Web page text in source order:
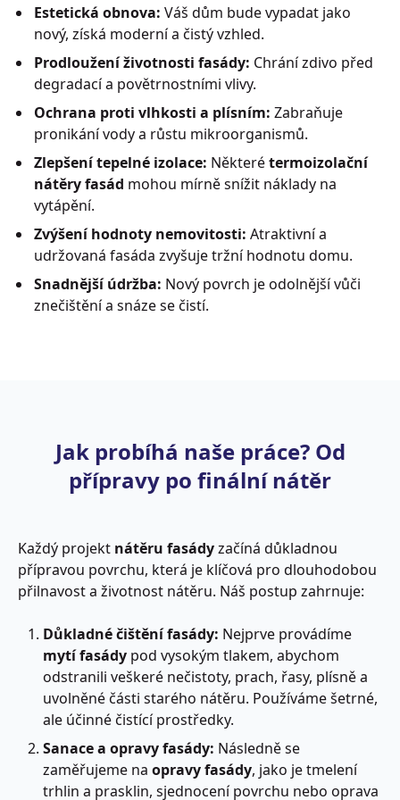
Estetická obnova: Váš dům bude vypadat jako
nový, získá moderní a čistý vzhled.
Prodloužení životnosti fasády: Chrání zdivo před
degradací a povětrnostními vlivy.
Ochrana proti vlhkosti a plísním: Zabraňuje
pronikání vody a růstu mikroorganismů.
Zlepšení tepelné izolace: Některétermoizolační
nátěry fasád mohou mírně snížit náklady na
vytápění.
Zvýšení hodnoty nemovitosti: Atraktivní a
udržovaná fasáda zvyšuje tržní hodnotu domu.
Snadnější údržba: Nový povrch je odolnější vůči
znečištění a snáze se čistí.
Jak probíhá naše práce? Od
přípravy po finální nátěr
Každý projekt nátěru fasádyzačíná důkladnou
přípravou povrchu, která je klíčová pro dlouhodobou
přilnavost a životnost nátěru. Náš postup zahrnuje:
Důkladné čištění fasády: Nejprve provádíme
mytí fasády pod vysokým tlakem, abychom
odstranili veškeré nečistoty, prach, řasy, plísně a
uvolněné části starého nátěru. Používáme šetrné,
ale účinné čistící prostředky.
Sanace a opravy fasády: Následně se
zaměřujeme na opravy fasády, jako je tmelení
trhlin a prasklin, sjednocení povrchu nebo oprava